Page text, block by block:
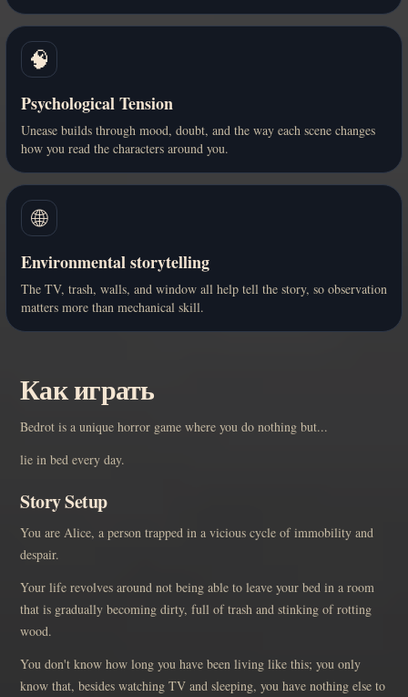
🧠
Psychological Tension
Unease builds through mood, doubt, and the way each scene changes
how you read the characters around you.
🌐
Environmental storytelling
The TV, trash, walls, and window all help tell the story, so observation
matters more than mechanical skill.
Как играть
Bedrot is a unique horror game where you do nothing but...
lie in bed every day.
Story Setup
You are Alice, a person trapped in a vicious cycle of immobility and
despair.
Your life revolves around not being able to leave your bed in a room
that is gradually becoming dirty, full of trash and stinking of rotting
wood.
You don't know how long you have been living like this; you only
know that, besides watching TV and sleeping, you have nothing else to